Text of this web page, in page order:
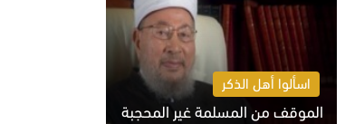
اسألوا أهل الذكر
الموقف من المسلمة غير المحجبة